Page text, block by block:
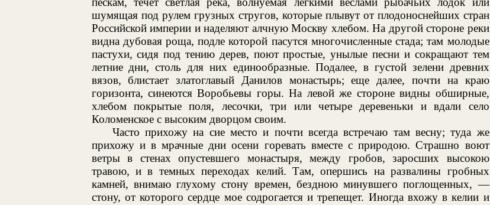
шумящая под рулем грузных стругов, которые плывут от плодоноснейших стран
Российской империи и наделяют алчную Москву хлебом. На другой стороне реки
видна дубовая роща, подле которой пасутся многочисленные стада; там молодые
пастухи, сидя под тению дерев, поют простые, унылые песни и сокращают тем
летние дни, столь для них единообразные. Подалее, в густой зелени древних
вязов, блистает златоглавый Данилов монастырь; еще далее, почти на краю
горизонта, синеются Воробьевы горы. На левой же стороне видны обширные,
хлебом покрытые поля, лесочки, три или четыре деревеньки и вдали село
Коломенское с высоким дворцом своим.
Часто прихожу на сие место и почти всегда встречаю там весну; туда же
прихожу и в мрачные дни осени горевать вместе с природою. Страшно воют
ветры в стенах опустевшего монастыря, между гробов, заросших высокою
травою, и в темных переходах келий. Там, опершись на развалины гробных
камней, внимаю глухому стону времен, бездною минувшего поглощенных, —
стону, от которого сердце мое содрогается и трепещет. Иногда вхожу в келии и